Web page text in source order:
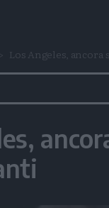
Los Angeles, ancora